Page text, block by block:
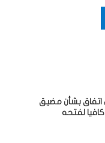
اتفاق بشأن مضيق
لفتحه